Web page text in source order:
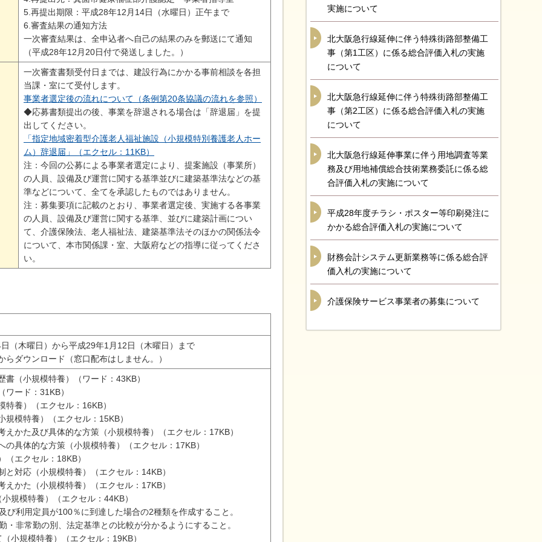
5.再提出期限：平成28年12月14日（水曜日）正午まで
6.審査結果の通知方法
一次審査結果は、全申込者へ自己の結果のみを郵送にて通知
（平成28年12月20日付で発送しました。）
一次審査書類受付日までは、建設行為にかかる事前相談を各担
当課・室にて受付します。
事業者選定後の流れについて（条例第20条協議の流れを参照）
◆応募書類提出の後、事業を辞退される場合は「辞退届」を提
出してください。
「指定地域密着型介護老人福祉施設（小規模特別養護老人ホー
ム）辞退届」（エクセル：11KB）
注：今回の公募による事業者選定により、提案施設（事業所）
の人員、設備及び運営に関する基準並びに建築基準法などの基
準などについて、全てを承認したものではありません。
注：募集要項に記載のとおり、事業者選定後、実施する各事業
の人員、設備及び運営に関する基準、並びに建築計画につい
て、介護保険法、老人福祉法、建築基準法そのほかの関係法令
について、本市関係課・室、大阪府などの指導に従ってくださ
い。
（木曜日）から平成29年1月12日（木曜日）まで
ダウンロード（窓口配布はしません。）
（小規模特養）（ワード：43KB）
ード：31KB）
養）（エクセル：16KB）
模特養）（エクセル：15KB）
えかた及び具体的な方策（小規模特養）（エクセル：17KB）
具体的な方策（小規模特養）（エクセル：17KB）
エクセル：18KB）
対応（小規模特養）（エクセル：14KB）
かた（小規模特養）（エクセル：17KB）
規模特養）（エクセル：44KB）
び利用定員が100％に到達した場合の2種類を作成すること。
・非常勤の別、法定基準との比較が分かるようにすること。
小規模特養）（エクセル：19KB）
実施について
北大阪急行線延伸に伴う特殊街路部整備工
事（第1工区）に係る総合評価入札の実施
について
北大阪急行線延伸に伴う特殊街路部整備工
事（第2工区）に係る総合評価入札の実施
について
北大阪急行線延伸事業に伴う用地調査等業
務及び用地補償総合技術業務委託に係る総
合評価入札の実施について
平成28年度チラシ・ポスター等印刷発注に
かかる総合評価入札の実施について
財務会計システム更新業務等に係る総合評
価入札の実施について
介護保険サービス事業者の募集について